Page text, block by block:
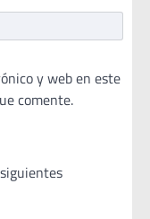
y web en este
comente.